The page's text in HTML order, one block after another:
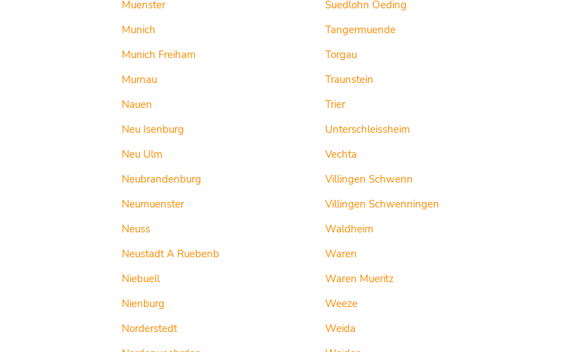
Muenster
Munich
Munich Freiham
Murnau
Nauen
Neu Isenburg
Neu Ulm
Neubrandenburg
Neumuenster
Neuss
Neustadt A Ruebenb
Niebuell
Nienburg
Norderstedt
Suedlohn Oeding
Tangermuende
Torgau
Traunstein
Trier
Unterschleissheim
Vechta
Villingen Schwenn
Villingen Schwenningen
Waldheim
Waren
Waren Mueritz
Weeze
Weida